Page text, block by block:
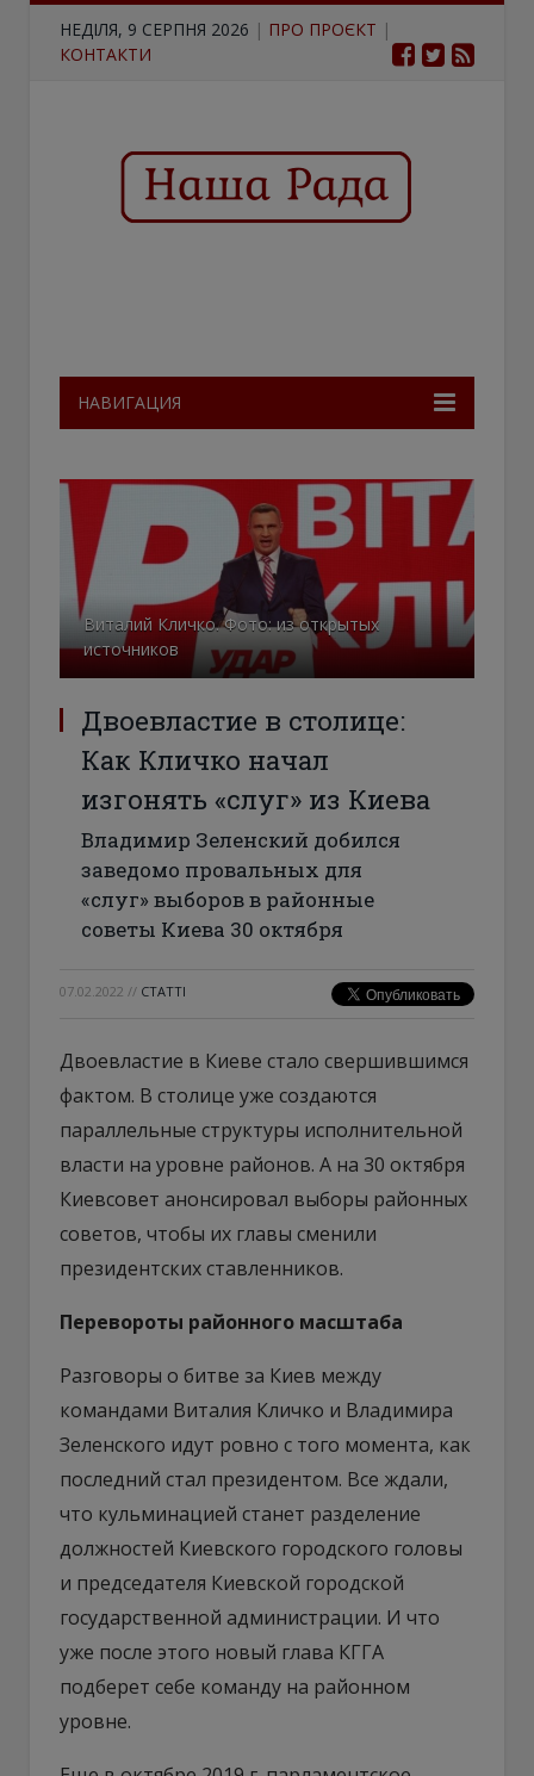
НЕДІЛЯ, 9 СЕРПНЯ 2026 | ПРО ПРОЄКТ |
КОНТАКТИ
НАВИГАЦИЯ
Виталий Кличко. Фото: из открытых
источников
Двоевластие в столице:
Как Кличко начал
изгонять «слуг» из Киева
Владимир Зеленский добился
заведомо провальных для
«слуг» выборов в районные
советы Киева 30 октября
07.02.2022 // СТАТТІ
Двоевластие в Киеве стало свершившимся
фактом. В столице уже создаются
параллельные структуры исполнительной
власти на уровне районов. А на 30 октября
Киевсовет анонсировал выборы районных
советов, чтобы их главы сменили
президентских ставленников.
Перевороты районного масштаба
Разговоры о битве за Киев между
командами Виталия Кличко и Владимира
Зеленского идут ровно с того момента, как
последний стал президентом. Все ждали,
что кульминацией станет разделение
должностей Киевского городского головы
и председателя Киевской городской
государственной администрации. И что
уже после этого новый глава КГГА
подберет себе команду на районном
уровне.